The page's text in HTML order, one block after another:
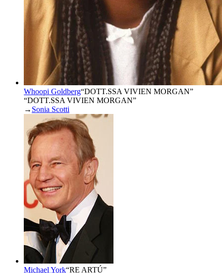
Whoopi Goldberg“DOTT.SSA VIVIEN MORGAN”
“DOTT.SSA VIVIEN MORGAN”
→ Sonia Scotti
Michael York“RE ARTÚ”